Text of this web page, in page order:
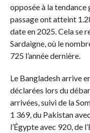
opposée à la tendance
passage ont atteint
date en 2025. Cela se
Sardaigne, où le
725 l’année dernière.
Le Bangladesh arrive
déclarées lors du
arrivées, suivi de la
1 369, du Pakistan
l’Égypte avec 920, de